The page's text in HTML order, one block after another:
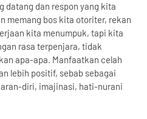
datang dan respon yang kita
memang bos kita otoriter, rekan
kita menumpuk, tapi kita
rasa terpenjara, tidak
apa-apa. Manfaatkan celah
lebih positif, sebab sebagai
diri, imajinasi, hati-nurani